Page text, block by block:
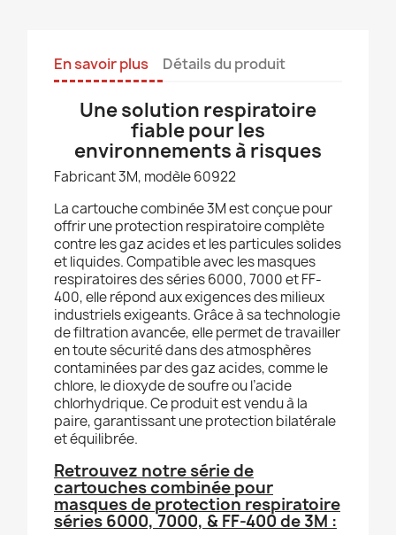
En savoir plus Détails du produit
Une solution respiratoire
fiable pour les
environnements à risques
Fabricant 3M, modèle 60922
La cartouche combinée 3M est conçue pour
offrir une protection respiratoire complète
contre les gaz acides et les particules solides
et liquides. Compatible avec les masques
respiratoires des séries 6000, 7000 et FF-
400, elle répond aux exigences des milieux
industriels exigeants. Grâce à sa technologie
de filtration avancée, elle permet de travailler
en toute sécurité dans des atmosphères
contaminées par des gaz acides, comme le
chlore, le dioxyde de soufre ou l’acide
chlorhydrique. Ce produit est vendu à la
paire, garantissant une protection bilatérale
et équilibrée.
Retrouvez notre série de
cartouches combinée pour
masques de protection respiratoire
séries 6000, 7000, & FF-400 de 3M :